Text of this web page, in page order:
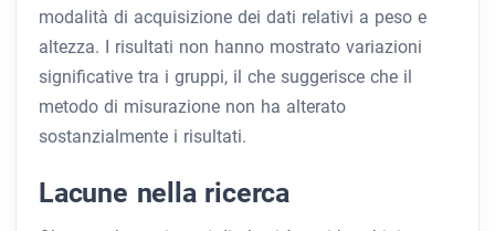
modalità di acquisizione dei dati relativi a peso e
altezza. I risultati non hanno mostrato variazioni
significative tra i gruppi, il che suggerisce che il
metodo di misurazione non ha alterato
sostanzialmente i risultati.
Lacune nella ricerca